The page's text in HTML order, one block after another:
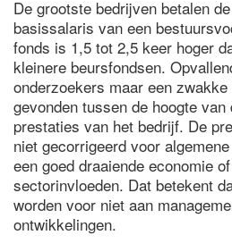
De grootste bedrijven betalen
basissalaris van een
fonds is 1,5 tot 2,5 keer hoger
kleinere beursfondsen.
onderzoekers maar een
gevonden tussen de hoogte van
prestaties van het bedrijf. De
niet gecorrigeerd voor
een goed draaiende economie
sectorinvloeden. Dat betekent
worden voor niet aan
ontwikkelingen.